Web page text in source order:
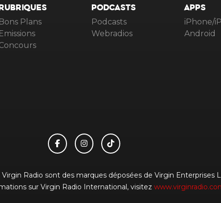
Bons Plans
Emissions
PODCASTS
Podcasts
Webradios
APPS
iPhone/
Android
Radio sont des marques déposées de Virgin Enterprises
sur Virgin Radio International, visitez